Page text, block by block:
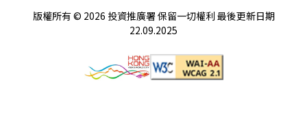
版權所有 © 2026 投資推廣署 保留一切權利 最後更新日期
22.09.2025